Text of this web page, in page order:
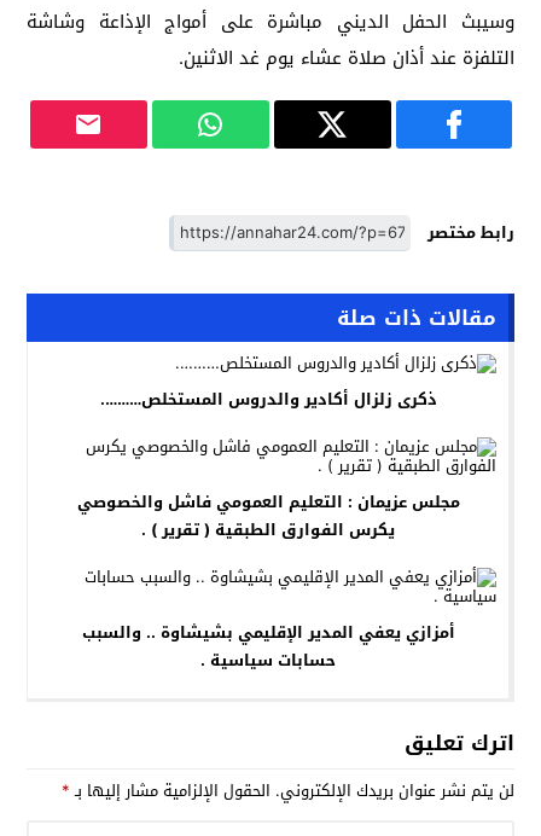
وسيبث الحفل الديني مباشرة على أمواج الإذاعة وشاشة
التلفزة عند أذان صلاة عشاء يوم غد الاثنين.
رابط مختصر
مقالات ذات صلة
ذكرى زلزال أكادير والدروس المستخلص……….
مجلس عزيمان : التعليم العمومي فاشل والخصوصي
يكرس الفوارق الطبقية ( تقرير ) .
أمزازي يعفي المدير الإقليمي بشيشاوة .. والسبب
حسابات سياسية .
اترك تعليق
لن يتم نشر عنوان بريدك الإلكتروني. الحقول الإلزامية مشار إليها بـ*